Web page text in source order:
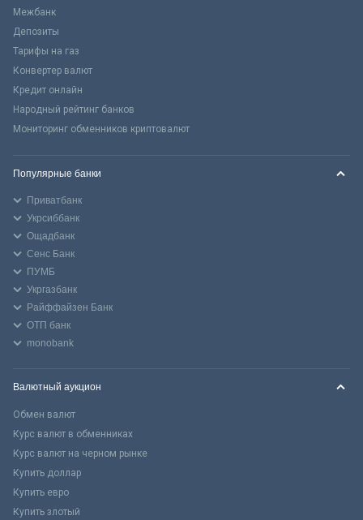
Межбанк
Депозиты
Тарифы на газ
Конвертер валют
Кредит онлайн
Народный рейтинг банков
Мониторинг обменников криптовалют
Популярные банки
Приватбанк
Укрсиббанк
Ощадбанк
Сенс Банк
ПУМБ
Укргазбанк
Райффайзен Банк
ОТП банк
monobank
Валютный аукцион
Обмен валют
Курс валют в обменниках
Курс валют на черном рынке
Купить доллар
Купить евро
Купить злотый